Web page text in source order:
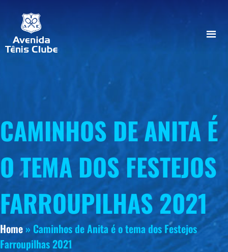
CAMINHOS DE ANITA É
O TEMA DOS FESTEJOS
FARROUPILHAS 2021
Home» Caminhos de Anita é o tema dos Festejos
Farroupilhas 2021